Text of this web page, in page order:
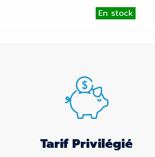
En stock
Tarif Privilégié